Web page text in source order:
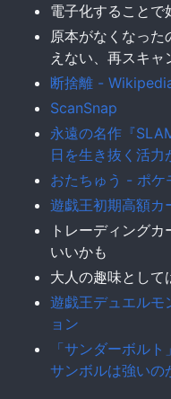
電子化することで
原本がなくなっ
えない、再スキャ
断捨離 -
ScanSnap
永遠の名作『
日を生き抜く活
おたちゅう - ポケ
遊戯王初期高額カ
トレーディング
いいかも
大人の趣味として
遊戯王デュエルモ
ョン
「サンダーボル
サンボルは強いの